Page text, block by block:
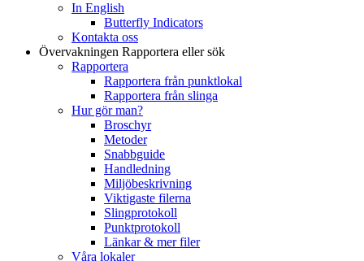
In English
Butterfly Indicators
Kontakta oss
Övervakningen Rapportera eller sök
Rapportera
Rapportera från punktlokal
Rapportera från slinga
Hur gör man?
Broschyr
Metoder
Snabbguide
Handledning
Miljöbeskrivning
Viktigaste filerna
Slingprotokoll
Punktprotokoll
Länkar & mer filer
Våra lokaler